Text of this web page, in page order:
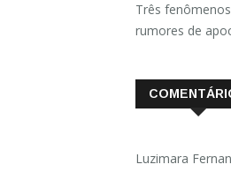
Três
rumores de
Luzimara